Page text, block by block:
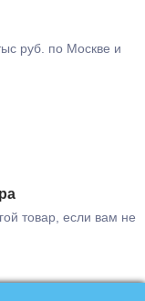
руб. по Москве и
товар, если вам не